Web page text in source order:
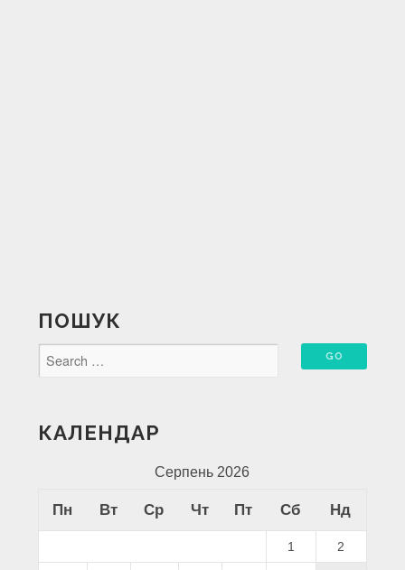
ПОШУК
КАЛЕНДАР
Серпень 2026
Пн Вт Ср Чт Пт Сб Нд
1 2